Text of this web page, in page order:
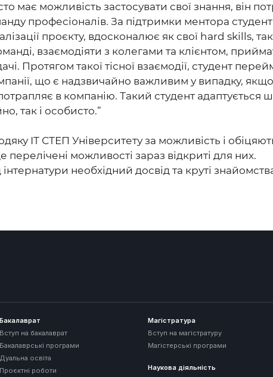
має можливість застосувати свої знання, він
професіоналів. За підтримки ментора студент
проєкту, вдосконалює як свої hard skills,
взаємодіяти з колегами та клієнтом,
Протягом такої тісної взаємодії, студент
що є надзвичайно важливим у випадку, якщо
в компанію. Такий студент адаптується
так і особисто.”
ІТ СТЕП Університету за можливість і
можливості зараз відкриті для них.
необхідний досвід та круті
Бакалаврат
Вступ на бакалаврат
Бакалаврські програми
Дуальна освіта
Проєктні роботи
Магістратура
Вступ на магістратуру
Магістерські програми
Наукова діяльність